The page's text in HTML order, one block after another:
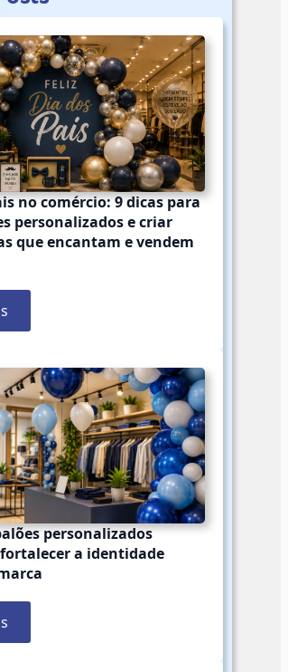
no comércio: 9 dicas para
personalizados e criar
que encantam e vendem
personalizados
a identidade